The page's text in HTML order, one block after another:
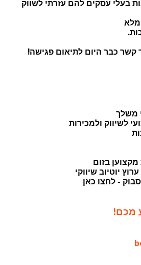
בעלי עסקים להם עזרתי לשווק
מלא
קשר כבר היום לתיאום פגישה!
משלך
לשיווק ולמכירות
מקצוען בזום
יוטיוב שיווקי
- לחצו כאן
מכם!